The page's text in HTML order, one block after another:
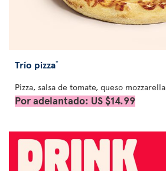
Trío pizza*
Pizza, salsa de tomate, queso mozzarella
Por adelantado: US $14.99